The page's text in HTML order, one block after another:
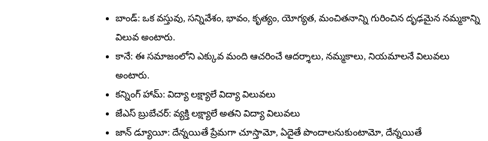
బాండ్‌: ఒక వస్తువు, సన్నివేశం, భావం, కృత్యం, యోగ్యత, మంచితనాన్ని గురించిన దృఢమైన నమ్మకాన్ని
విలువ అంటారు.
కానే: ఈ సమాజంలోని ఎక్కువ మంది ఆచరించే ఆదర్శాలు, నమ్మకాలు, నియమాలనే విలువలు
అంటారు.
కన్నింగ్‌ హామ్‌: విద్యా లక్ష్యాలే విద్యా విలువలు
జేఎస్‌ బ్రుబేచర్‌: వ్యక్తి లక్ష్యాలే అతని విద్యా విలువలు
జాన్‌ డ్యూయీ: దేన్నయితే ప్రేమగా చూస్తామో, ఏదైతే పొందాలనుకుంటామో, దేన్నయితే